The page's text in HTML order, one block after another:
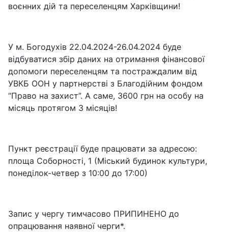
воєнних дій та переселенцям Харківщини!
У м. Богодухів 22.04.2024-26.04.2024 буде
відбуватися збір даних на отримання фінансової
допомоги переселенцям та постраждалим від
УВКБ ООН у партнерстві з Благодійним фондом
“Право на захист”. А саме, 3600 грн на особу на
місяць протягом 3 місяців!
Пункт реєстрації буде працювати за адресою:
площа Соборності, 1 (Міський будинок культури,
понеділок-четвер з 10:00 до 17:00)
Запис у чергу тимчасово ПРИПИНЕНО до
опрацювання наявної черги*.